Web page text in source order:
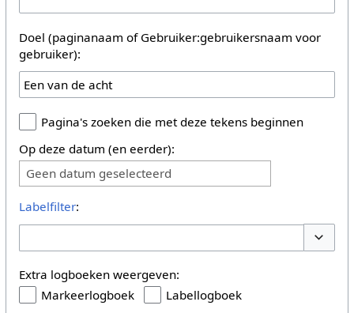
Doel (paginanaam of Gebruiker:gebruikersnaam voor
gebruiker):
Pagina's zoeken die met deze tekens beginnen
Op deze datum (en eerder):
Geen datum geselecteerd
Labelfilter:
Extra logboeken weergeven:
Markeerlogboek
Labellogboek